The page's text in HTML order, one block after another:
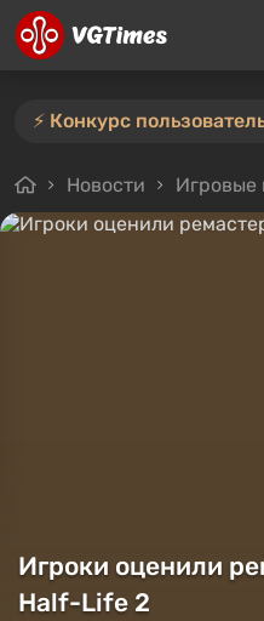
Новости Игровые
Игроки оценили
Half-Life 2